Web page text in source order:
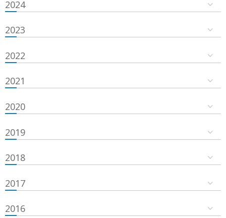
2024
2023
2022
2021
2020
2019
2018
2017
2016